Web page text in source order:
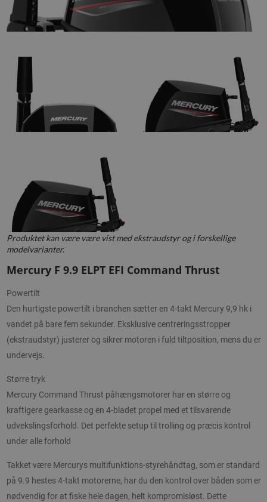
Produktet kan være være vist med ekstraudstyr og i forskellige
modelvarianter.
Mercury F 9.9 ELPT EFI Command Thrust
Powertilt
Den hurtigste powertilt i branchen sætter en 4-takt Mercury 9,9 hk i
vandet på bare fem sekunder. Eksklusive centreringsstropper
(ekstraudstyr) justerer og sikrer motoren i fuld tiltposition, mens du er
undervejs.
Større tryk
Mercury Command Thrust påhængsmotorer har en større og
kraftigere gearkasse og en 4-bladet propel med et tilsvarende
udvekslingsforhold. Det perfekte setup til trolling og præcis kontrol
under alle forhold
Takket være Mercurys multifunktions-styrehåndtag, som er standard
på 9.9 hestes 4-takt motorerne, har du den kontrol over båden som er
nødvendig for at fiske hele dagen, helt kompromisløst. Dette